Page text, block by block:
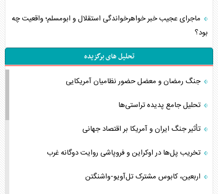
ماجرای عجیب خبر خواهرخواندگی استقلال و ابومسلم؛ واقعیت چه
بود؟
تحلیل های برگزیده
جنگ رمضان و معضل حضور نظامیان آمریکایی
تحلیل جامع پدیده تراستی‌ها
تأثیر جنگ ایران و آمریکا بر اقتصاد جهانی
تخریب پل‌ها در اوکراین و فروپاشی روایت دوگانه غرب
اربعین، کابوس مشترک تل‌آویو-واشنگتن